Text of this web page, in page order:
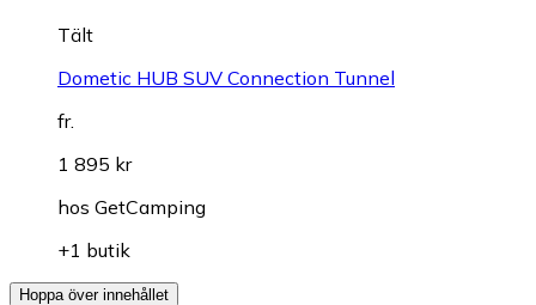
Tält
Dometic HUB SUV Connection Tunnel
fr.
1 895 kr
hos GetCamping
+1 butik
Hoppa över innehållet